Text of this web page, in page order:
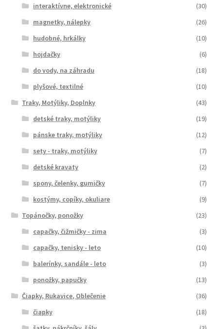
interaktívne, elektronické
(30)
magnetky, nálepky
(26)
hudobné, hrkálky
(10)
hojdačky
(6)
do vody, na záhradu
(18)
plyšové, textilné
(10)
Traky, Motýliky, Doplnky
(43)
detské traky, motýliky
(19)
pánske traky, motýliky
(12)
sety - traky, motýliky
(7)
detské kravaty
(2)
spony, čelenky, gumičky
(7)
kostýmy, copíky, okuliare
(9)
Topánočky, ponožky
(23)
capačky, čižmičky - zima
(3)
capačky, tenisky - leto
(10)
balerínky, sandále - leto
(3)
ponožky, papučky
(13)
Čiapky, Rukavice, Oblečenie
(36)
čiapky
(18)